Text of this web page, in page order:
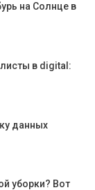
на Солнце в
в digital:
данных
уборки? Вот